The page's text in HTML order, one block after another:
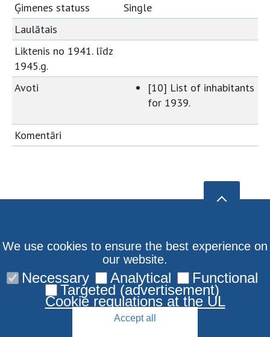
Ģimenes statuss
Single
Laulātais
Liktenis no 1941. līdz
1945.g.
Avoti
[10] List of inhabitants
for 1939.
Komentāri
We use cookies to ensure the best experience on
our website.
Necessary Analytical Functional
Targeted (advertisement)
Cookie regulations at the UL
Accept all